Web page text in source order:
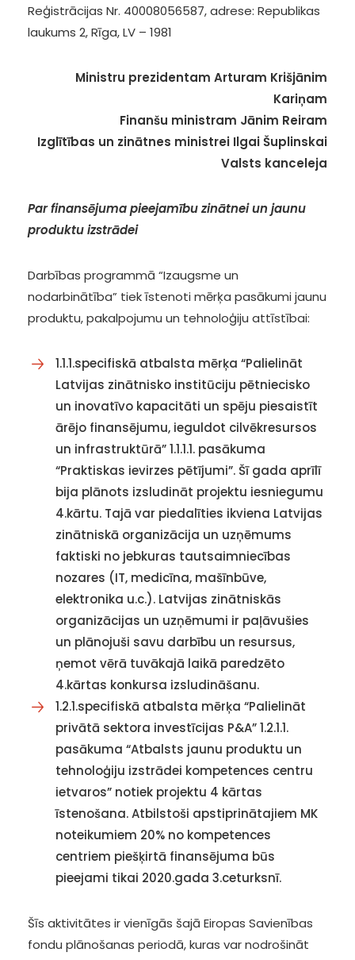
Reģistrācijas Nr. 40008056587, adrese: Republikas
laukums 2, Rīga, LV – 1981
Ministru prezidentam Arturam Krišjānim
Kariņam
Finanšu ministram Jānim Reiram
Izglītības un zinātnes ministrei Ilgai Šuplinskai
Valsts kanceleja
Par finansējuma pieejamību zinātnei un jaunu
produktu izstrādei
Darbības programmā “Izaugsme un
nodarbinātība” tiek īstenoti mērķa pasākumi jaunu
produktu, pakalpojumu un tehnoloģiju attīstībai:
1.1.1.specifiskā atbalsta mērķa “Palielināt
Latvijas zinātnisko institūciju pētniecisko
un inovatīvo kapacitāti un spēju piesaistīt
ārējo finansējumu, ieguldot cilvēkresursos
un infrastruktūrā” 1.1.1.1. pasākuma
“Praktiskas ievirzes pētījumi”. Šī gada aprīlī
bija plānots izsludināt projektu iesniegumu
4.kārtu. Tajā var piedalīties ikviena Latvijas
zinātniskā organizācija un uzņēmums
faktiski no jebkuras tautsaimniecības
nozares (IT, medicīna, mašīnbūve,
elektronika u.c.). Latvijas zinātniskās
organizācijas un uzņēmumi ir paļāvušies
un plānojuši savu darbību un resursus,
ņemot vērā tuvākajā laikā paredzēto
4.kārtas konkursa izsludināšanu.
1.2.1.specifiskā atbalsta mērķa “Palielināt
privātā sektora investīcijas P&A” 1.2.1.1.
pasākuma “Atbalsts jaunu produktu un
tehnoloģiju izstrādei kompetences centru
ietvaros” notiek projektu 4 kārtas
īstenošana. Atbilstoši apstiprinātajiem MK
noteikumiem 20% no kompetences
centriem piešķirtā finansējuma būs
pieejami tikai 2020.gada 3.ceturksnī.
Šīs aktivitātes ir vienīgās šajā Eiropas Savienības
fondu plānošanas periodā, kuras var nodrošināt